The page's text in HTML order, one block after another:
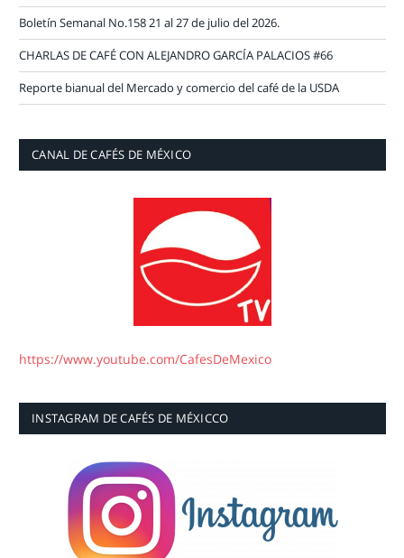
Boletín Semanal No.158 21 al 27 de julio del 2026.
CHARLAS DE CAFÉ CON ALEJANDRO GARCÍA PALACIOS #66
Reporte bianual del Mercado y comercio del café de la USDA
CANAL DE CAFÉS DE MÉXICO
https://www.youtube.com/CafesDeMexico
INSTAGRAM DE CAFÉS DE MÉXICCO